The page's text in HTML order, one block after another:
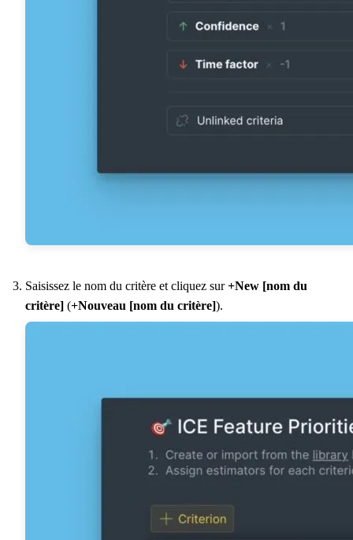
Saisissez le nom du critère et cliquez sur+New [nom du
critère] (+Nouveau [nom du critère]).